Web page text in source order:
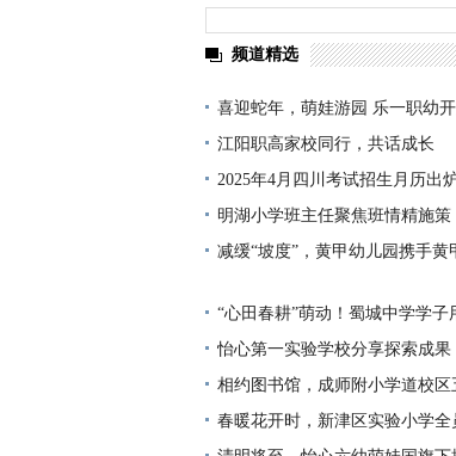
频道精选
喜迎蛇年，萌娃游园 乐一职幼
园活动
江阳职高家校同行，共话成长
2025年4月四川考试招生月历出
明湖小学班主任聚焦班情精施
减缓“坡度”，黄甲幼儿园携手
“心田春耕”萌动！蜀城中学学子
盘”
怡心第一实验学校分享探索成
发展
相约图书馆，成师附小学道校
春暖花开时，新津区实验小学